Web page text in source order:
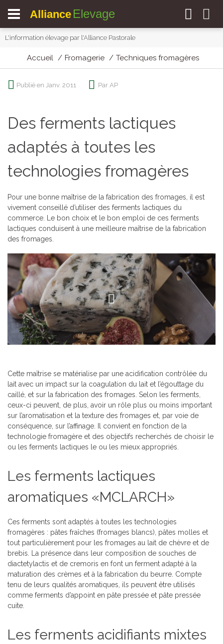
Alliance Elevage
L'information élevage par l'Alliance Pastorale
Accueil Fromagerie Techniques fromagères
Publié en Janv. 2011 Par AP
Des ferments lactiques
adaptés à toutes les
technologies fromagères
Pour une bonne maîtrise de la fabrication des fromages, il est
vivement conseillé d’utiliser des ferments lactiques du
commerce. Le bon choix et le bon emploi de ces ferments
lactiques conduisent à une meilleure maîtrise de la fabrication
des fromages.
Cette maîtrise se matérialise par une acidification contrôlée du
lait avec un impact sur la coagulation du lait et l’égouttage du
caillé, et sur la fabrication des fromages. Selon les ferments,
ceux-ci peuvent, de plus, avoir un rôle plus ou moins important
sur l’aromatisation et la texture des fromages et, par voie de
conséquence, sur l’affinage. Il convient en fonction de la
technologie fromagère et des objectifs recherchés de choisir le
ou les ferments lactiques le ou les mieux appropriés.
Les ferments lactiques
aromatiques «MCLARCH»
Ces ferments sont adaptés à toutes les technologies
fromagères : pâtes fraîches (fromages blancs), pâtes molles et
tout particulièrement pour les fromages au lait de chèvre et de
brebis. La présence dans leur composition de souches de
diactetylactis et de cremoris en font un ferment adapté à la
maturation des crèmes et à la fabrication du beurre. Compte
tenu de leurs qualités aromatiques, ils peuvent être utilisés
comme ferments d’appoint en pâte pressée et pâte pressée
cuite.
Les ferments acidifiants mixtes